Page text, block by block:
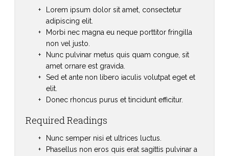
Lorem ipsum dolor sit amet, consectetur
adipiscing elit.
Morbi nec magna eu neque porttitor fringilla
non vel justo.
Nunc pulvinar metus quis quam congue, sit
amet ornare est gravida.
Sed et ante non libero iaculis volutpat eget et
elit.
Donec rhoncus purus et tincidunt efficitur.
Required Readings
Nunc semper nisi et ultrices luctus.
Phasellus non eros quis erat sagittis pulvinar a